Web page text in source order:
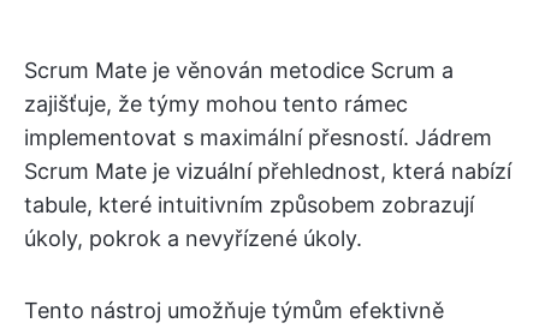
Scrum Mate je věnován metodice Scrum a
zajišťuje, že týmy mohou tento rámec
implementovat s maximální přesností. Jádrem
Scrum Mate je vizuální přehlednost, která nabízí
tabule, které intuitivním způsobem zobrazují
úkoly, pokrok a nevyřízené úkoly.
Tento nástroj umožňuje týmům efektivně